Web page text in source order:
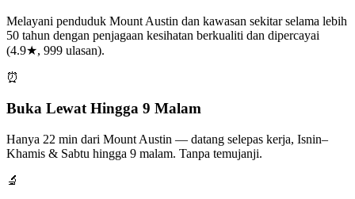
Melayani penduduk Mount Austin dan kawasan sekitar selama lebih
50 tahun dengan penjagaan kesihatan berkualiti dan dipercayai
(4.9★, 999 ulasan).
⏰
Buka Lewat Hingga 9 Malam
Hanya 22 min dari Mount Austin — datang selepas kerja, Isnin–
Khamis & Sabtu hingga 9 malam. Tanpa temujanji.
🔬